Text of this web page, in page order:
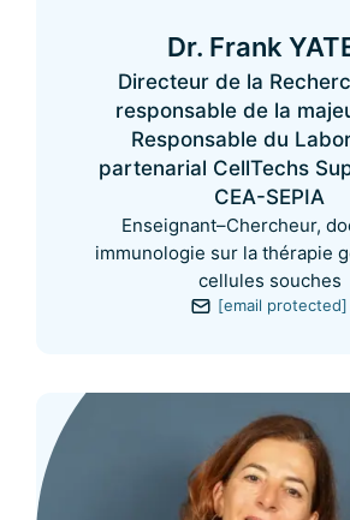
Dr. Frank
Directeur de la
responsable de la
Responsable du
partenarial CellTechs
CEA-SEPIA
Enseignant–Chercheur,
immunologie sur la thérapie
cellules souches
[email protected]